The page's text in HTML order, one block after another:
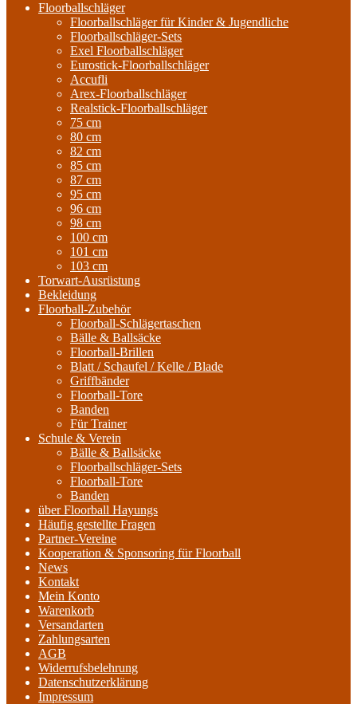
Floorballschläger
Floorballschläger für Kinder & Jugendliche
Floorballschläger-Sets
Exel Floorballschläger
Eurostick-Floorballschläger
Accufli
Arex-Floorballschläger
Realstick-Floorballschläger
75 cm
80 cm
82 cm
85 cm
87 cm
95 cm
96 cm
98 cm
100 cm
101 cm
103 cm
Torwart-Ausrüstung
Bekleidung
Floorball-Zubehör
Floorball-Schlägertaschen
Bälle & Ballsäcke
Floorball-Brillen
Blatt / Schaufel / Kelle / Blade
Griffbänder
Floorball-Tore
Banden
Für Trainer
Schule & Verein
Bälle & Ballsäcke
Floorballschläger-Sets
Floorball-Tore
Banden
über Floorball Hayungs
Häufig gestellte Fragen
Partner-Vereine
Kooperation & Sponsoring für Floorball
News
Kontakt
Mein Konto
Warenkorb
Versandarten
Zahlungsarten
AGB
Widerrufsbelehrung
Datenschutzerklärung
Impressum